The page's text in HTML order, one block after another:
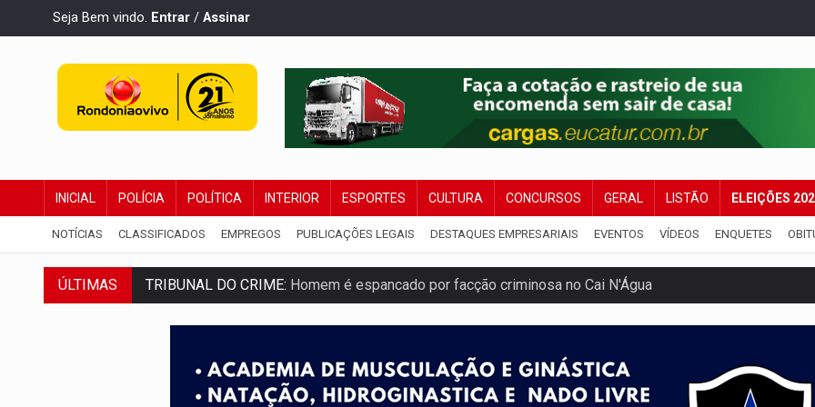
Seja Bem vindo. Entrar / Assinar
INICIAL POLÍCIA POLÍTICA INTERIOR ESPORTES CULTURA CONCURSOS GERAL LISTÃO ELEIÇÕES
NOTÍCIAS CLASSIFICADOS EMPREGOS PUBLICAÇÕES LEGAIS DESTAQUES EMPRESARIAIS EVENTOS VÍDEOS ENQUETES
ÚLTIMAS TRIBUNAL DO CRIME: Homem é espancado por facção criminosa no Cai N'Água
VÍDEO:Perseguição é registrada no shopping após colombiana furtar celular de menina
LUDOPATIA: Apostas online começam a afetar produtividade e rotina nas empresas
REFLORESTAMENTO:Plantar árvores não será mais suficiente para comprovar área recuperado